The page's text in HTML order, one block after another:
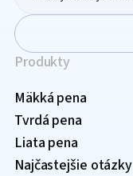
Produkty
Mäkká pena
Tvrdá pena
Liata pena
Najčastejšie otázky